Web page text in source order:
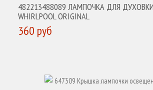
482213488089 ЛАМПОЧКА ДЛЯ
WHIRLPOOL ORIGINAL
360 руб